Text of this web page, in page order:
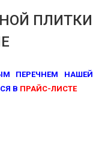
ПЛИТКИ
ПЕРЕЧНЕМ НАШЕЙ
В ПРАЙС-ЛИСТЕ